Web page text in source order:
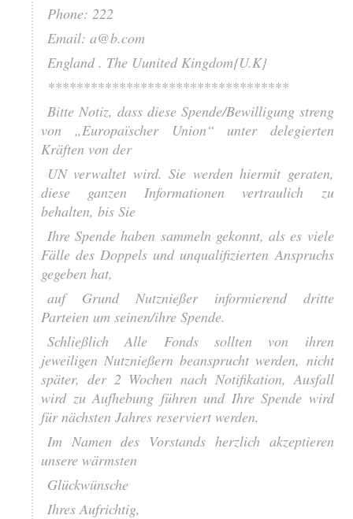
Phone: 222
Email: a@b.com
England . The Uunited Kingdom{U.K}
**********************************
Bitte Notiz, dass diese Spende/Bewilligung streng
von „Europaïscher Union“ unter delegierten
Kräften von der
UN verwaltet wird. Sie werden hiermit geraten,
diese ganzen Informationen vertraulich zu
behalten, bis Sie
Ihre Spende haben sammeln gekonnt, als es viele
Fälle des Doppels und unqualifizierten Anspruchs
gegeben hat,
auf Grund Nutznießer informierend dritte
Parteien um seinen/ihre Spende.
Schließlich Alle Fonds sollten von ihren
jeweiligen Nutznießern beansprucht werden, nicht
später, der 2 Wochen nach Notifikation, Ausfall
wird zu Aufhebung führen und Ihre Spende wird
für nächsten Jahres reserviert werden.
Im Namen des Vorstands herzlich akzeptieren
unsere wärmsten
Glückwünsche
Ihres Aufrichtig,